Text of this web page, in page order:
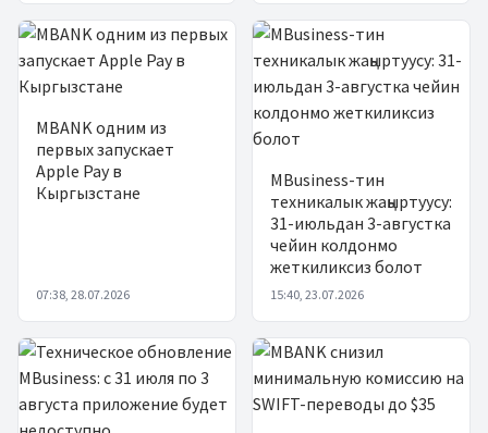
MBANK одним из
первых запускает
Apple Pay в
Кыргызстане
07:38, 28.07.2026
MBusiness-тин
техникалык жаңыртуусу:
31-июльдан 3-августка
чейин колдонмо
жеткиликсиз болот
15:40, 23.07.2026